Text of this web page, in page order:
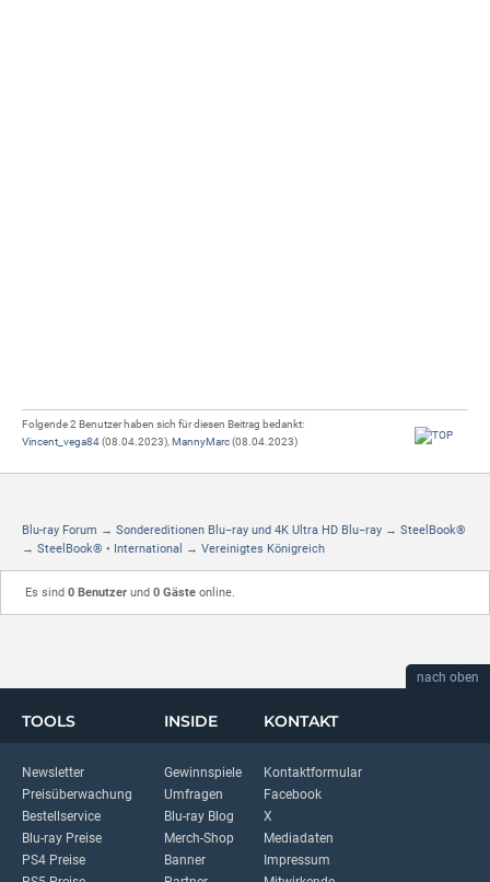
Folgende 2 Benutzer haben sich für diesen Beitrag bedankt:
Vincent_vega84(08.04.2023), MannyMarc(08.04.2023)
Blu-ray Forum → Sondereditionen Blu−ray und 4K Ultra HD Blu−ray → SteelBook®
→ SteelBook® • International → Vereinigtes Königreich
Es sind 0 Benutzerund 0 Gästeonline.
nach oben
TOOLS
Newsletter
Preisüberwachung
Bestellservice
Blu-ray Preise
PS4 Preise
INSIDE
Gewinnspiele
Umfragen
Blu-ray Blog
Merch-Shop
Banner
KONTAKT
Kontaktformular
Facebook
X
Mediadaten
Impressum